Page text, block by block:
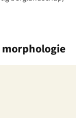
morphologie